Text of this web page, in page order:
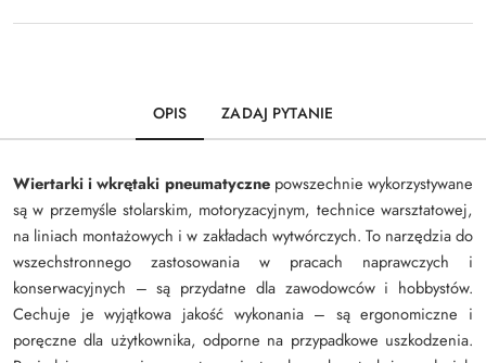
OPIS ZADAJ PYTANIE
Wiertarki i wkrętaki pneumatycznepowszechnie wykorzystywane
są w przemyśle stolarskim, motoryzacyjnym, technice warsztatowej,
na liniach montażowych i w zakładach wytwórczych. To narzędzia do
wszechstronnego zastosowania w pracach naprawczych i
konserwacyjnych – są przydatne dla zawodowców i hobbystów.
Cechuje je wyjątkowa jakość wykonania – są ergonomiczne i
poręczne dla użytkownika, odporne na przypadkowe uszkodzenia.